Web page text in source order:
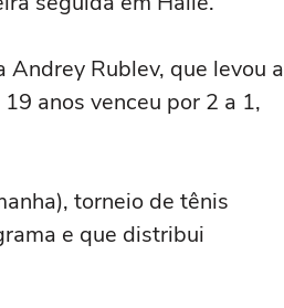
Rublev, que levou a
anos venceu por 2 a 1,
torneio de tênis
e que distribui